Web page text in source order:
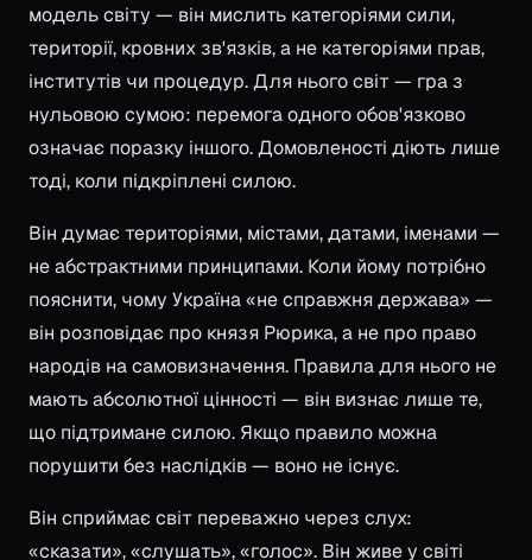
модель світу — він мислить категоріями сили,
території, кровних зв'язків, а не категоріями прав,
інститутів чи процедур. Для нього світ — гра з
нульовою сумою: перемога одного обов'язково
означає поразку іншого. Домовленості діють лише
тоді, коли підкріплені силою.
Він думає територіями, містами, датами, іменами —
не абстрактними принципами. Коли йому потрібно
пояснити, чому Україна «не справжня держава» —
він розповідає про князя Рюрика, а не про право
народів на самовизначення. Правила для нього не
мають абсолютної цінності — він визнає лише те,
що підтримане силою. Якщо правило можна
порушити без наслідків — воно не існує.
Він сприймає світ переважно через слух:
«сказати», «слушать», «голос». Він живе у світі